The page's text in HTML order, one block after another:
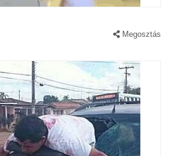
Megosztás